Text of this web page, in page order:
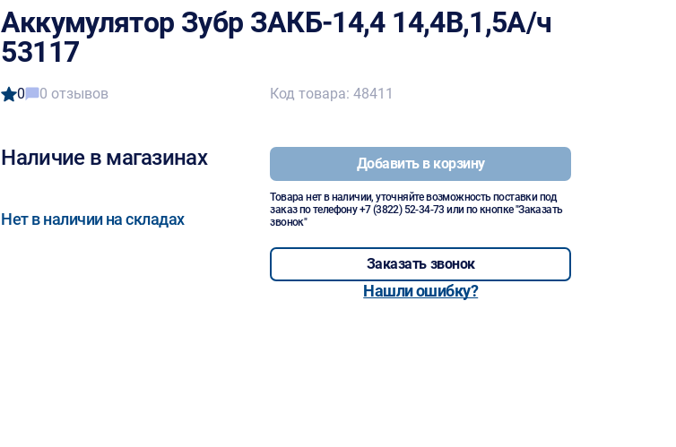
Аккумулятор Зубр ЗАКБ-14,4 14,4В,1,5А/ч
53117
0 0 отзывов
Наличие в магазинах
Нет в наличии на складах
Код товара: 48411
Добавить в корзину
Товара нет в наличии, уточняйте возможность поставки под
заказ по телефону+7 (3822) 52-34-73 или по кнопке "Заказать
звонок"
Заказать звонок
Нашли ошибку?